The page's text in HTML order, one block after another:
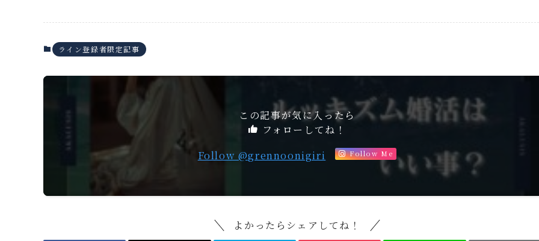
ライン登録者限定記事
この記事が気に入ったら
フォローしてね！
Follow @grennoonigiri
Follow Me
よかったらシェアしてね！